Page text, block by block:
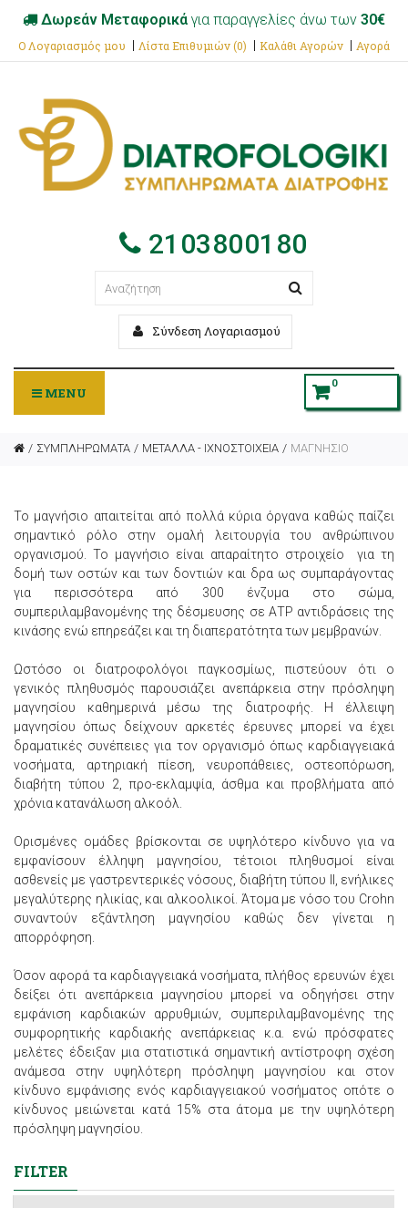
Δωρεάν Μεταφορικά για παραγγελίες άνω των 30€
Ο Λογαριασμός μου Λίστα Επιθυμιών (0) Καλάθι Αγορών Αγορά
2103800180
Σύνδεση Λογαριασμού
0
MENU
ΣΥΜΠΛΗΡΩΜΑΤΑ ΜΕΤΑΛΛΑ - ΙΧΝΟΣΤΟΙΧΕΙΑ ΜΑΓΝΗΣΙΟ
Το μαγνήσιο απαιτείται από πολλά κύρια όργανα καθώς παίζει
σημαντικό ρόλο στην ομαλή λειτουργία του ανθρώπινου
οργανισμού. Το μαγνήσιο είναι απαραίτητο στροιχείο για τη
δομή των οστών και των δοντιών και δρα ως συμπαράγοντας
για περισσότερα από 300 ένζυμα στο σώμα,
συμπεριλαμβανομένης της δέσμευσης σε ΑΤΡ αντιδράσεις της
κινάσης ενώ επηρεάζει και τη διαπερατότητα των μεμβρανών.
Ωστόσο οι διατροφολόγοι παγκοσμίως, πιστεύουν ότι ο
γενικός πληθυσμός παρουσιάζει ανεπάρκεια στην πρόσληψη
μαγνησίου καθημερινά μέσω της διατροφής. Η έλλειψη
μαγνησίου όπως δείχνουν αρκετές έρευνες μπορεί να έχει
δραματικές συνέπειες για τον οργανισμό όπως καρδιαγγειακά
νοσήματα, αρτηριακή πίεση, νευροπάθειες, οστεοπόρωση,
διαβήτη τύπου 2, προ-εκλαμψία, άσθμα και προβλήματα από
χρόνια κατανάλωση αλκοόλ.
Ορισμένες ομάδες βρίσκονται σε υψηλότερο κίνδυνο για να
εμφανίσουν έλληψη μαγνησίου, τέτοιοι πληθυσμοί είναι
ασθενείς με γαστρεντερικές νόσους, διαβήτη τύπου II, ενήλικες
μεγαλύτερης ηλικίας, και αλκοολικοί. Άτομα με νόσο του Crohn
συναντούν εξάντληση μαγνησίου καθώς δεν γίνεται η
απορρόφηση.
Όσον αφορά τα καρδιαγγειακά νοσήματα, πλήθος ερευνών έχει
δείξει ότι ανεπάρκεια μαγνησίου μπορεί να οδηγήσει στην
εμφάνιση καρδιακών αρρυθμιών, συμπεριλαμβανομένης της
συμφορητικής καρδιακής ανεπάρκειας κ.α. ενώ πρόσφατες
μελέτες έδειξαν μια στατιστικά σημαντική αντίστροφη σχέση
ανάμεσα στην υψηλότερη πρόσληψη μαγνησίου και στον
κίνδυνο εμφάνισης ενός καρδιαγγειακού νοσήματος οπότε ο
κίνδυνος μειώνεται κατά 15% στα άτομα με την υψηλότερη
πρόσληψη μαγνησίου.
FILTER